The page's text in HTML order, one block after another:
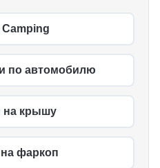
по автомобилю
на крышу
на фаркоп